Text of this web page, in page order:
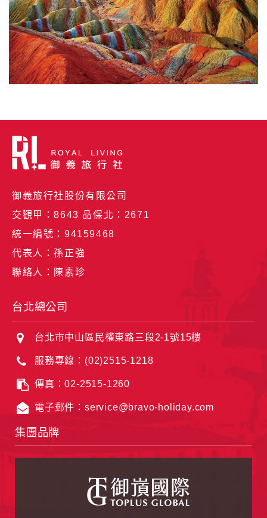
御義旅行社股份有限公司
交觀甲：8643 品保北：2671
統一編號：94159468
代表人：孫正強
聯絡人：陳素珍
台北總公司
台北市中山區民權東路三段2-1號15樓
服務專線：(02)2515-1218
傳真：02-2515-1260
電子郵件：service@bravo-holiday.com
集團品牌